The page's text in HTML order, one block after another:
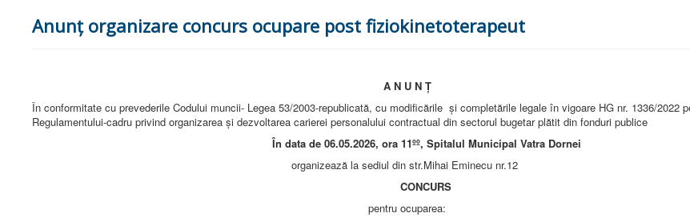
Anunț organizare concurs ocupare post fiziokinetoterapeut
A N U N Ţ
În conformitate cu prevederile Codului muncii- Legea 53/2003-republicată, cu modificările şi completările legale în vigoare HG nr. 1336/2022
Regulamentului-cadru privind organizarea şi dezvoltarea carierei personalului contractual din sectorul bugetar plătit din fonduri publice
În data de 06.05.2026, ora 11ºº, Spitalul Municipal Vatra Dornei
organizează la sediul din str.Mihai Eminecu nr.12
CONCURS
pentru ocuparea: